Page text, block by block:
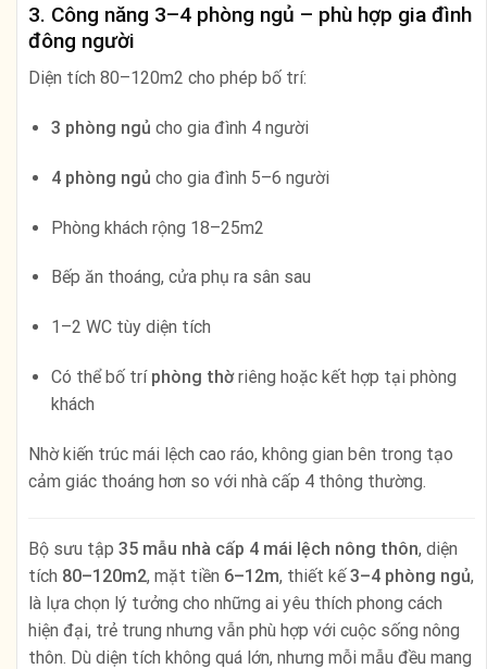
3. Công năng 3–4 phòng ngủ – phù hợp gia đình
đông người
Diện tích 80–120m2 cho phép bố trí:
3 phòng ngủ cho gia đình 4 người
4 phòng ngủ cho gia đình 5–6 người
Phòng khách rộng 18–25m2
Bếp ăn thoáng, cửa phụ ra sân sau
1–2 WC tùy diện tích
Có thể bố trí phòng thờriêng hoặc kết hợp tại phòng
khách
Nhờ kiến trúc mái lệch cao ráo, không gian bên trong tạo
cảm giác thoáng hơn so với nhà cấp 4 thông thường.
Bộ sưu tập 35 mẫu nhà cấp 4 mái lệch nông thôn, diện
tích 80–120m2, mặt tiền 6–12m, thiết kế3–4 phòng ngủ,
là lựa chọn lý tưởng cho những ai yêu thích phong cách
hiện đại, trẻ trung nhưng vẫn phù hợp với cuộc sống nông
thôn. Dù diện tích không quá lớn, nhưng mỗi mẫu đều mang